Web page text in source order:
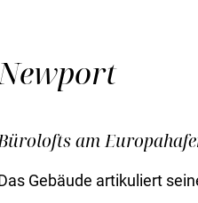
am
Das Gebäude artikuliert